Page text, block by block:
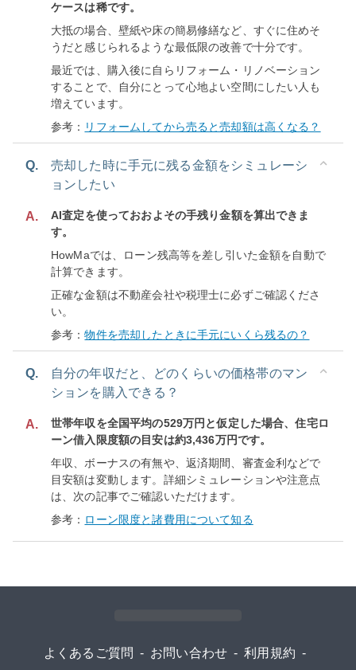
ケースは稀です。
大抵の場合、壁紙や床の簡易修繕など、すぐに住めそ
うだと感じられるような最低限の改善で十分です。
最近では、購入後に自らリフォーム・リノベーション
することで、自分にとって心地よい空間にしたい人も
増えています。
参考： リフォームしてから売ると売却額は高くなる？
Q.
売却した時に手元に残る金額をシミュレーシ
ョンしたい
A.
AI査定を使っておおよその手残り金額を算出できま
す。
HowMaでは、ローン残高等を差し引いた金額を自動で
計算できます。
正確な金額は不動産会社や税理士に必ずご確認くださ
い。
参考：物件を売却したときに手元にいくら残るの？
Q.
自分の年収だと、どのくらいの価格帯のマン
ションを購入できる？
A.
世帯年収を全国平均の529万円と仮定した場合、住宅ロ
ーン借入限度額の目安は約3,436万円です。
年収、ボーナスの有無や、返済期間、審査金利などで
目安額は変動します。詳細シミュレーションや注意点
は、次の記事でご確認いただけます。
参考： ローン限度と諸費用について知る
よくあるご質問 - お問い合わせ - 利用規約 -